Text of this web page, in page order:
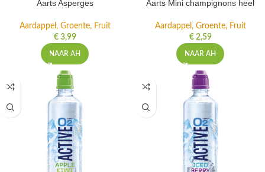
Aarts Asperges
Aardappel, Groente, Fruit
€3,99
NAAR AH
Aarts Mini champignons heel
Aardappel, Groente, Fruit
€2,59
NAAR AH